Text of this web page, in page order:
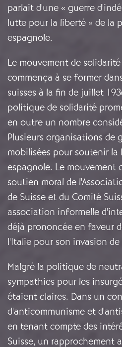
parlait d'une « guerre
lutte pour la liberté » de la
espagnole.
Le mouvement de
commença à se former
suisses à la fin de juillet
politique de solidarité
en outre un nombre
Plusieurs organisations de
mobilisées pour soutenir la
espagnole. Le mouvement
soutien moral de
de Suisse et du Comité
association informelle
déjà prononcée en faveur
l'Italie pour son invasion de
Malgré la politique de
sympathies pour les
étaient claires. Dans un
d'anticommunisme et
en tenant compte des
Suisse, un rapprochement